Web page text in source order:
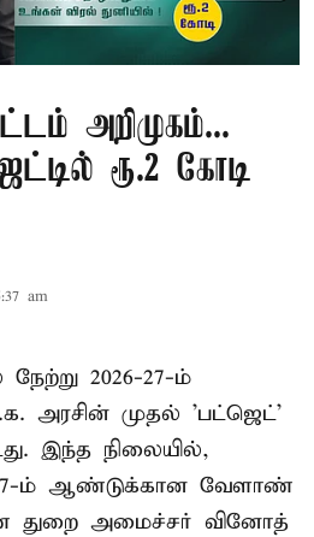
அறிமுகம்...
ரூ.2 கோடி
am
2026-27-ம்
அரசின் முதல் 'பட்ஜெட்'
இந்த நிலையில்,
27-ம் ஆண்டுக்கான வேளாண்
துறை அமைச்சர் வினோத்